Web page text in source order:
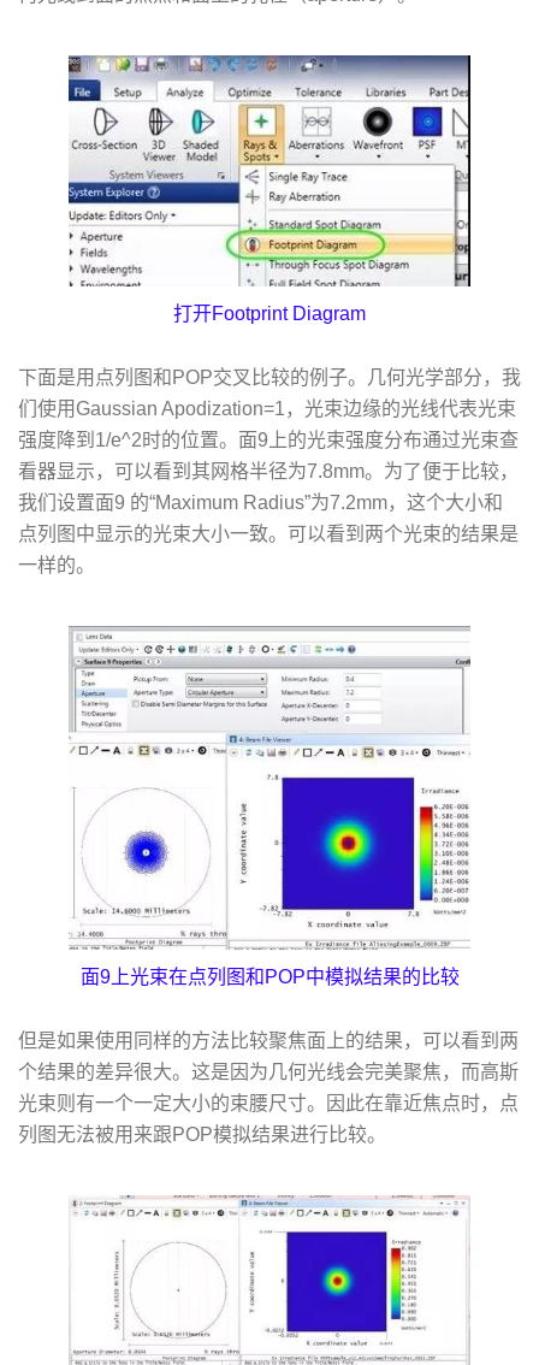
打开Footprint Diagram
下面是用点列图和POP交叉比较的例子。几何光学部分，我
们使用Gaussian Apodization=1，光束边缘的光线代表光束
强度降到1/e^2时的位置。面9上的光束强度分布通过光束查
看器显示，可以看到其网格半径为7.8mm。为了便于比较，
我们设置面9 的“Maximum Radius”为7.2mm，这个大小和
点列图中显示的光束大小一致。可以看到两个光束的结果是
一样的。
面9上光束在点列图和POP中模拟结果的比较
但是如果使用同样的方法比较聚焦面上的结果，可以看到两
个结果的差异很大。这是因为几何光线会完美聚焦，而高斯
光束则有一个一定大小的束腰尺寸。因此在靠近焦点时，点
列图无法被用来跟POP模拟结果进行比较。